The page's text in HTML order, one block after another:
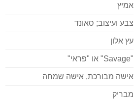
אמיץ
צבע ועיצוב; סאונד
עץ אלון
"Savage" או "פראי"
אישה מבורכת, אישה שמחה
מבריק